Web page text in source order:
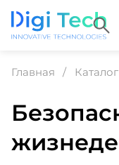
Главная Каталог